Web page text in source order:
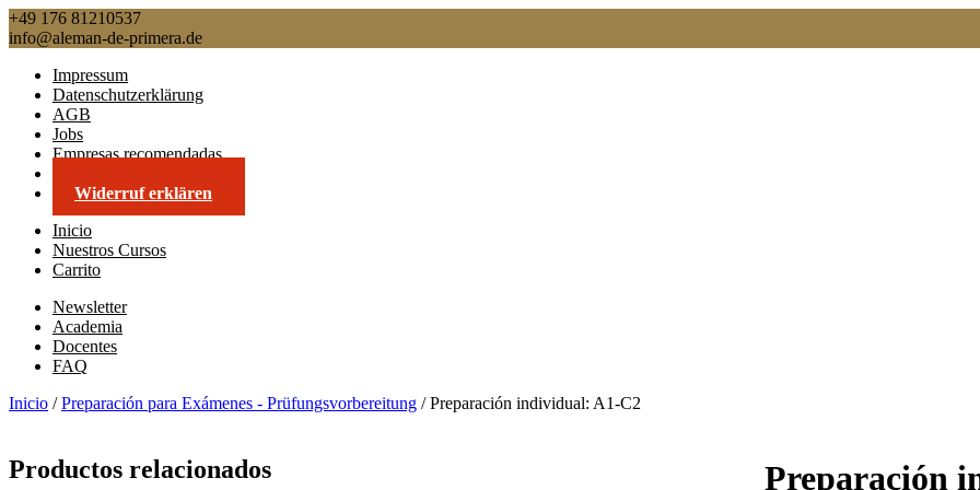
+49 176 81210537
info@aleman-de-primera.de
Impressum
Datenschutzerklärung
AGB
Jobs
Empresas recomendadas
Widerruf erklären
Inicio
Nuestros Cursos
Carrito
Newsletter
Academia
Docentes
FAQ
Inicio /Preparación para Exámenes - Prüfungsvorbereitung / Preparación individual: A1-C2
Preparación
Productos relacionados